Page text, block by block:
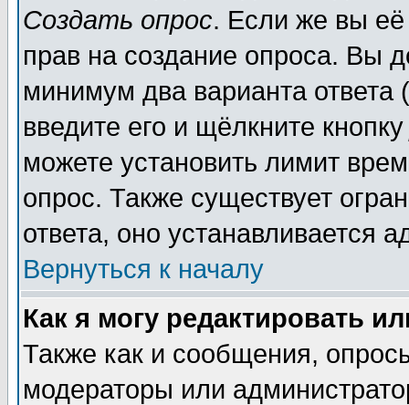
Создать опрос. Если же вы её
прав на создание опроса. Вы
минимум два варианта ответа
введите его и щёлкните
можете установить лимит
опрос. Также существует
ответа, оно устанавливается
Вернуться к началу
Как я могу редактировать
Также как и сообщения,
модераторы или